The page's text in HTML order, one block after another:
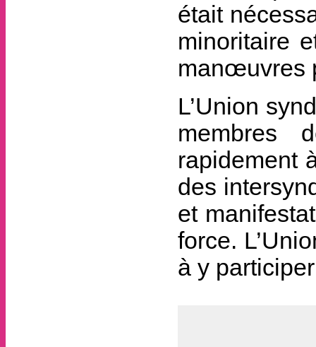
était
minoritaire
manœuvres
L’Union
membres
rapidement
des
et
force.
à y